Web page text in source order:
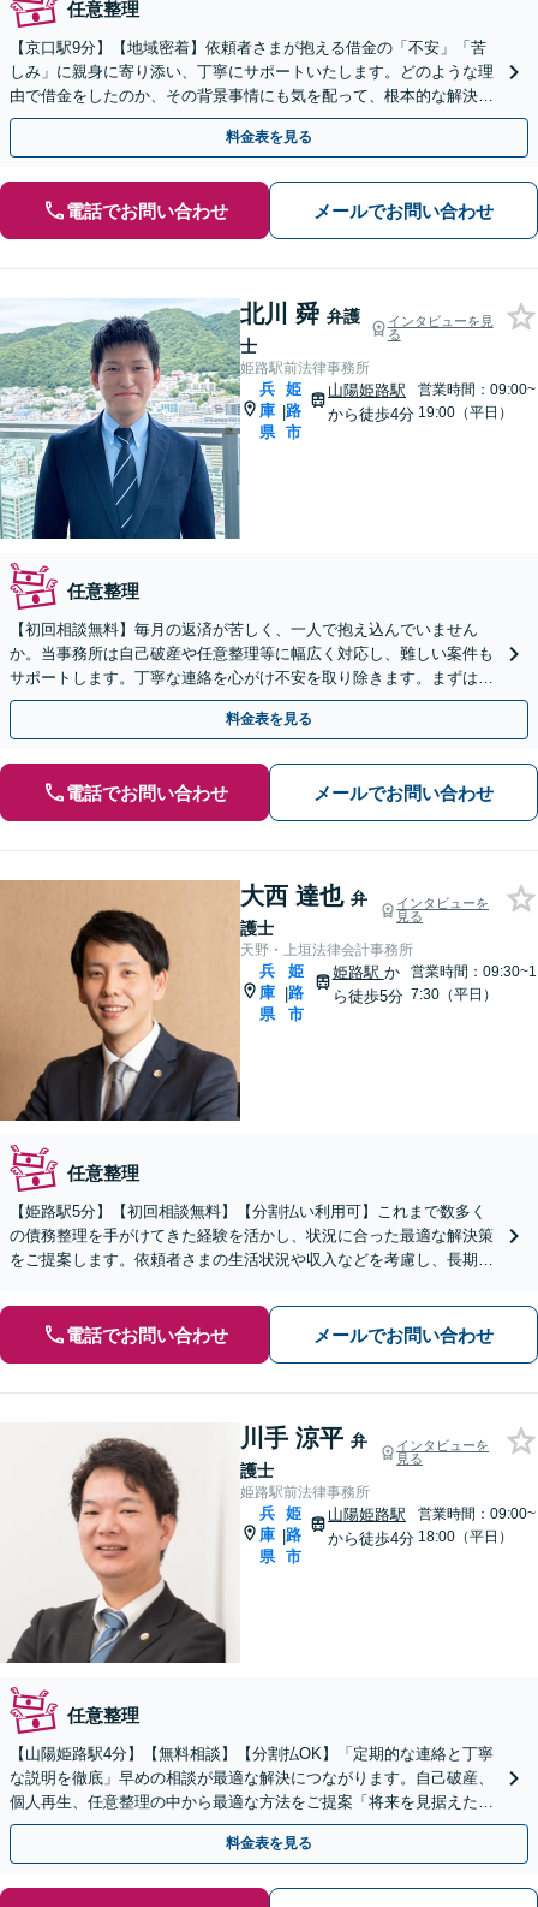
任意整理
【京口駅9分】【地域密着】依頼者さまが抱える借金の「不安」「苦
しみ」に親身に寄り添い、丁寧にサポートいたします。どのような理
由で借金をしたのか、その背景事情にも気を配って、根本的な解決を
目指します。おひとりで悩まず、お気軽にご相談ください。
料金表を見る
電話でお問い合わせ メールでお問い合わせ
北川 舜 弁護
士
インタビューを見
る
姫路駅前法律事務所
兵
庫
県
|
姫
路
市
山陽姫路駅
から徒歩4分
営業時間：09:00~
19:00（平日）
任意整理
【初回相談無料】毎月の返済が苦しく、一人で抱え込んでいません
か。当事務所は自己破産や任意整理等に幅広く対応し、難しい案件も
サポートします。丁寧な連絡を心がけ不安を取り除きます。まずは状
況をお聞かせください。一緒に再出発を目指しましょう。
料金表を見る
電話でお問い合わせ メールでお問い合わせ
大西 達也 弁
護士
インタビューを
見る
天野・上垣法律会計事務所
兵
庫
県
|
姫
路
市
姫路駅 か
ら徒歩5分
営業時間：09:30~1
7:30（平日）
任意整理
【姫路駅5分】【初回相談無料】【分割払い利用可】これまで数多く
の債務整理を手がけてきた経験を活かし、状況に合った最適な解決策
をご提案します。依頼者さまの生活状況や収入などを考慮し、長期的
電話でお問い合わせ メールでお問い合わせ
川手 涼平 弁
護士
インタビューを
見る
姫路駅前法律事務所
兵
庫
県
|
姫
路
市
山陽姫路駅
から徒歩4分
営業時間：09:00~
18:00（平日）
任意整理
【山陽姫路駅4分】【無料相談】【分割払OK】「定期的な連絡と丁寧
な説明を徹底」早めの相談が最適な解決につながります。自己破産、
個人再生、任意整理の中から最適な方法をご提案「将来を見据えた生
活再建のサポートが充実」【完全個室相談】
料金表を見る